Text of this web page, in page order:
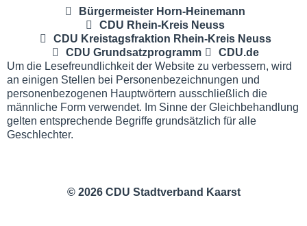
Bürgermeister Horn-Heinemann
CDU Rhein-Kreis Neuss
CDU Kreistagsfraktion Rhein-Kreis Neuss
CDU Grundsatzprogramm
CDU.de
Um die Lesefreundlichkeit der Website zu verbessern, wird
an einigen Stellen bei Personenbezeichnungen und
personenbezogenen Hauptwörtern ausschließlich die
männliche Form verwendet. Im Sinne der Gleichbehandlung
gelten entsprechende Begriffe grundsätzlich für alle
Geschlechter.
© 2026 CDU Stadtverband Kaarst